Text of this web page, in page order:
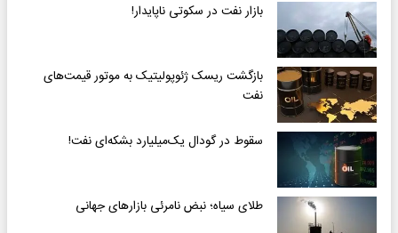
بازار نفت در سکوتی ناپایدار!
بازگشت ریسک ژئوپولیتیک به موتور قیمت‌های
نفت
سقوط در گودال یک‌میلیارد بشکه‌ای نفت!
طلای سیاه؛ نبض نامرئی بازارهای جهانی